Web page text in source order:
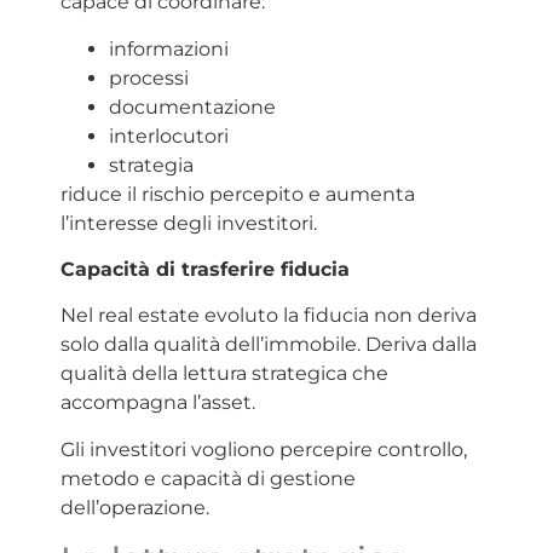
informazioni
processi
documentazione
interlocutori
strategia
riduce il rischio percepito e aumenta
l’interesse degli investitori.
Capacità di trasferire fiducia
Nel real estate evoluto la fiducia non deriva
solo dalla qualità dell’immobile. Deriva dalla
qualità della lettura strategica che
accompagna l’asset.
Gli investitori vogliono percepire controllo,
metodo e capacità di gestione
dell’operazione.